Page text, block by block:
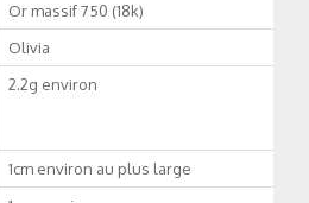
Or massif 750 (18k)
Olivia
2.2g environ
1cm environ au plus large